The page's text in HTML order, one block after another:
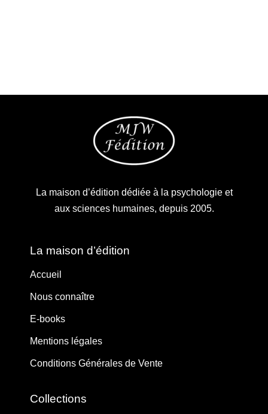
La maison d’édition dédiée à la psychologie et
aux sciences humaines, depuis 2005.
La maison d’édition
Accueil
Nous connaître
E-books
Mentions légales
Conditions Générales de Vente
Collections